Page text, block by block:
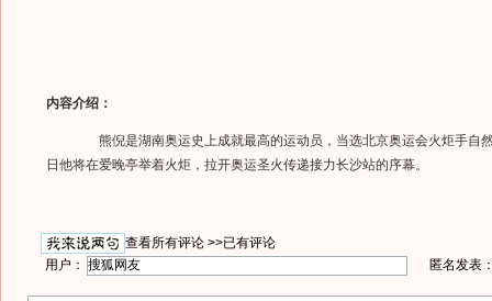
内容介绍：
熊倪是湖南奥运史上成就最高的运动员，当选北京奥运会火炬手自
日他将在爱晚亭举着火炬，拉开奥运圣火传递接力长沙站的序幕。
查看所有评论 >>已有评论
用户：
匿名发表